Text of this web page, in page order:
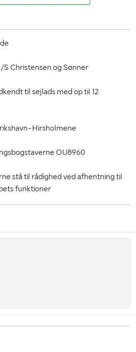
Christensen og Sønner
til sejlads med op til 12
Hirsholmene
OU8960
stå til rådighed ved afhentning til
funktioner